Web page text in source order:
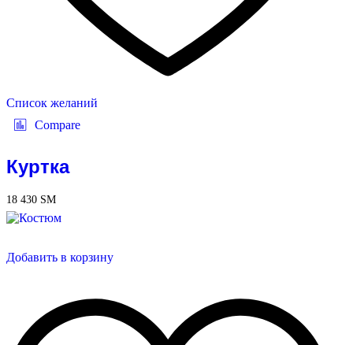
Список желаний
Compare
Куртка
18 430 ЅМ
Добавить в корзину